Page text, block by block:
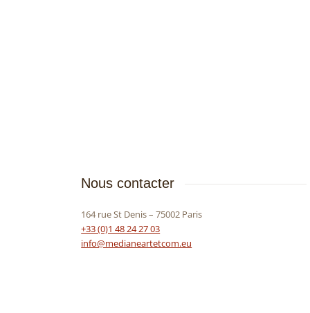
Nous contacter
164 rue St Denis – 75002 Paris
+33 (0)1 48 24 27 03
info@medianeartetcom.eu